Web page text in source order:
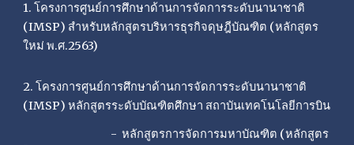
1. โครงการศูนย์การศึกษาด้านการจัดการระดับนานาชาติ
(IMSP) สำหรับหลักสูตรบริหารธุรกิจดุษฎีบัณฑิต (หลักสูตร
ใหม่ พ.ศ.2563)
2. โครงการศูนย์การศึกษาด้านการจัดการระดับนานาชาติ
(IMSP) หลักสูตรระดับบัณฑิตศึกษา สถาบันเทคโนโลยีการบิน
- หลักสูตรการจัดการมหาบัณฑิต (หลักสูตร